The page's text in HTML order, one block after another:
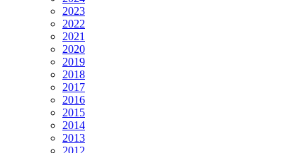
2023
2022
2021
2020
2019
2018
2017
2016
2015
2014
2013
2012